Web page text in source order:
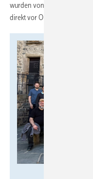
wurden von der
direkt vor Ort fachgerecht